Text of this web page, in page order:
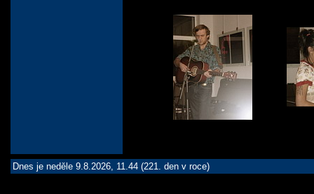
Dnes je neděle 9.8.2026, 11.44 (221. den v roce)